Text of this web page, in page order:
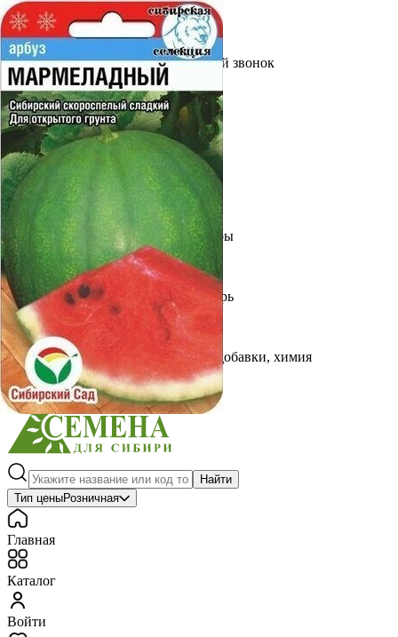
Выберите город
Обратный звонокЗаказать обратный звонок
Каталог
Семена
Грунты
Газонные травы, сидераты
Горшки, рассадники, аксессуары
Посадочный материал
Садовый инструмент, инвентарь
Консервирование
Средства защиты, удобрения, добавки, химия
Обустройство сада, декор
Найти
Тип ценыРозничная
Главная
Каталог
Войти